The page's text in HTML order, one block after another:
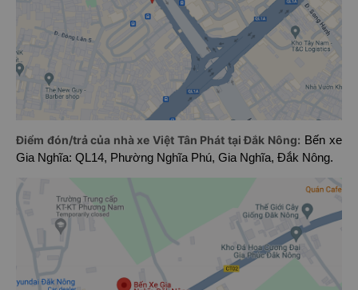
Điểm đón/trả của nhà xe Việt Tân Phát tại Đắk Nông: Bến xe
Gia Nghĩa: QL14, Phường Nghĩa Phú, Gia Nghĩa, Đắk Nông.